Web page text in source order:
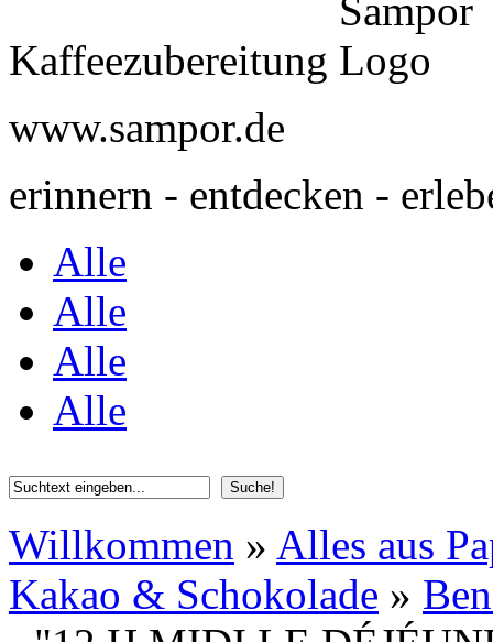
Kaffeezubereitung
www.sampor.de
erinnern - entdecken -
Alle
Alle
Alle
Alle
Willkommen » Alles aus
Kakao & Schokolade »